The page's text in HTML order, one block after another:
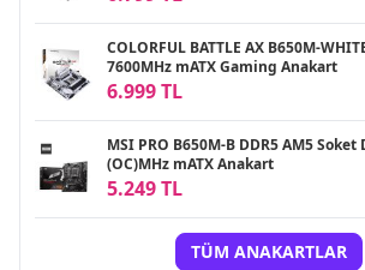
COLORFUL BATTLE AX B650M-
7600MHz mATX Gaming Anakart
6.999 TL
MSI PRO B650M-B DDR5 AM5 Soket
(OC)MHz mATX Anakart
5.249 TL
TÜM ANAKARTLAR